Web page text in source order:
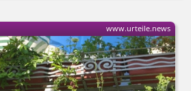
www.urteile.news